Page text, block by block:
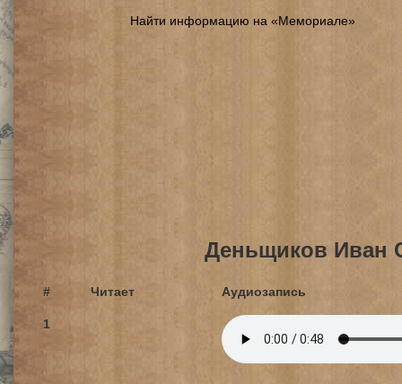
Найти информацию на «Мемориале»
Деньщиков Иван
# Читает Аудиозапись
1